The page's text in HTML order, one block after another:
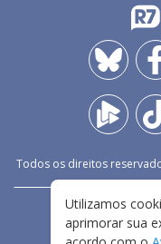
Todos os direitos
Utilizamos
aprimorar sua